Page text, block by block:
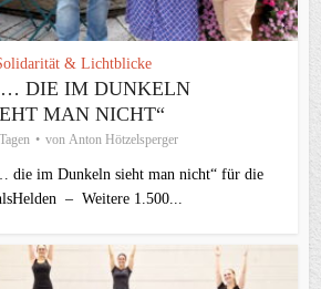
& Lichtblicke
DIE IM DUNKELN
MAN NICHT“
von Anton Hötzelsperger
die im Dunkeln sieht man nicht“ für die
– Weitere 1.500...